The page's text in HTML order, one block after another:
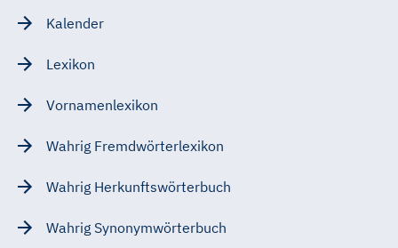
Kalender
Lexikon
Vornamenlexikon
Wahrig Fremdwörterlexikon
Wahrig Herkunftswörterbuch
Wahrig Synonymwörterbuch